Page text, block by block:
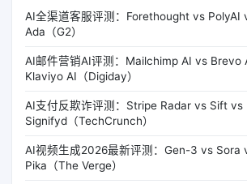
AI全渠道客服评测：Forethought vs PolyAI
Ada（G2）
AI邮件营销AI评测：Mailchimp AI vs Brevo
Klaviyo AI（Digiday）
AI支付反欺诈评测：Stripe Radar vs Sift vs
Signifyd（TechCrunch）
AI视频生成2026最新评测：Gen-3 vs Sora
Pika（The Verge）